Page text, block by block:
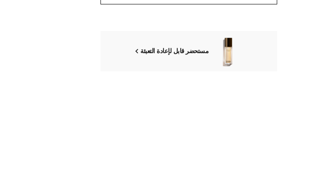
مستحضر قابل لإعادة التعبئة